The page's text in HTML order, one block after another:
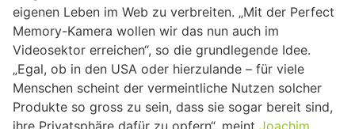
eigenen Leben im Web zu verbreiten. „Mit der Perfect
Memory-Kamera wollen wir das nun auch im
Videosektor erreichen“, so die grundlegende Idee.
„Egal, ob in den USA oder hierzulande – für viele
Menschen scheint der vermeintliche Nutzen solcher
Produkte so gross zu sein, dass sie sogar bereit sind,
ihre Privatsphäre dafür zu opfern“, meint Joachim